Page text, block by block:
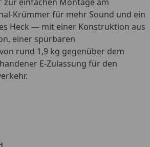
Krümmer für mehr Sound und ein
Heck — mit einer Konstruktion aus
einer spürbaren
rund 1,9 kg gegenüber dem
E-Zulassung für den